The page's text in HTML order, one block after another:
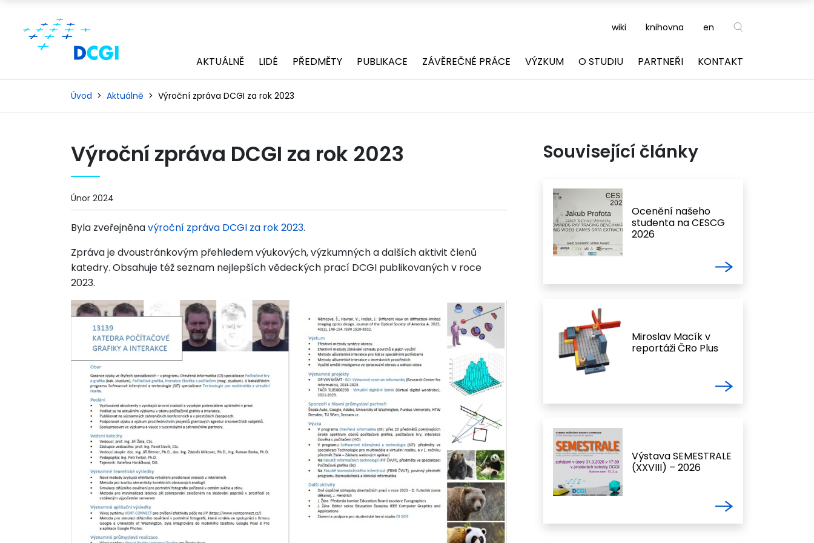
wiki knihovna en
AKTUÁLNĚ LIDÉ PŘEDMĚTY PUBLIKACE ZÁVĚREČNÉ PRÁCE VÝZKUM O STUDIU PARTNEŘI KONTAKT
Úvod Aktuálně Výroční zpráva DCGI za rok 2023
Výroční zpráva DCGI za rok 2023
Únor 2024
Byla zveřejněnavýroční zpráva DCGI za rok 2023.
Zpráva je dvoustránkovým přehledem výukových, výzkumných a dalších aktivit členů
katedry. Obsahuje též seznam nejlepších vědeckých prací DCGI publikovaných v roce
2023.
Související články
Ocenění našeho
studenta na CESCG
2026
Miroslav Macík v
reportáži ČRo Plus
Výstava SEMESTRALE
(XXVIII) – 2026